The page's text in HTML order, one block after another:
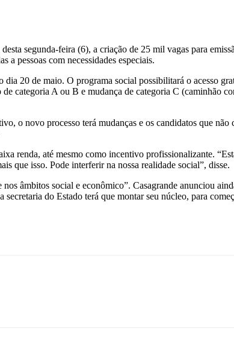
segunda-feira (6), a criação de 25 mil vagas para
pessoas com necessidades especiais.
20 de maio. O programa social possibilitará o acesso
categoria A ou B e mudança de categoria C (caminhão
o novo processo terá mudanças e os candidatos que não
renda, até mesmo como incentivo profissionalizante.
que isso. Pode interferir na nossa realidade social”, disse.
âmbitos social e econômico”. Casagrande anunciou
do Estado terá que montar seu núcleo, para